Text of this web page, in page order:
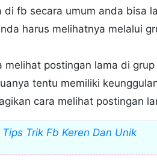
di fb secara umum anda bisa
harus melihatnya melalui
melihat postingan lama di
tentu memiliki
cara melihat postingan
Trik Fb Keren Dan Unik